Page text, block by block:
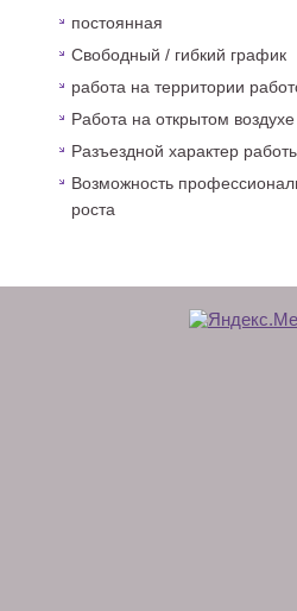
постоянная
Свободный / гибкий график
работа на территории
Работа на открытом воздухе
Разъездной характер
Возможность
роста